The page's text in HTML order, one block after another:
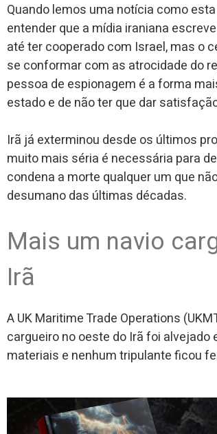
Quando lemos uma notícia como
entender que a mídia iraniana
até ter cooperado com Israel, mas o
se conformar com as atrocidade do
pessoa de espionagem é a forma
estado e de não ter que dar
Irã já exterminou desde os últimos
muito mais séria é necessária para
condena a morte qualquer um que
desumano das últimas décadas.
Mais um navio
Irã
A UK Maritime Trade Operations
cargueiro no oeste do Irã foi alvejado
materiais e nenhum tripulante ficou